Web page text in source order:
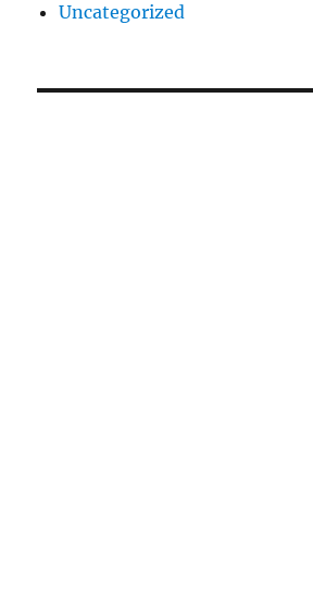
Uncategorized